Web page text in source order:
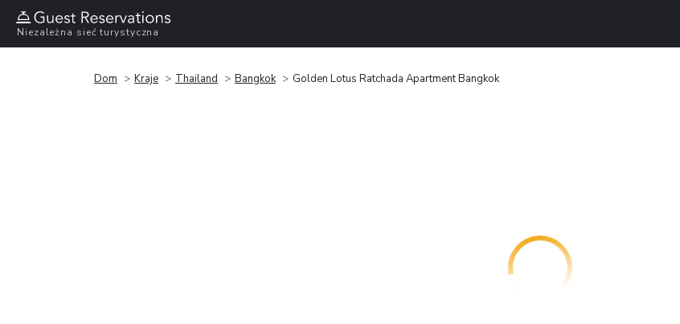
Niezależna sieć turystyczna
Dom Kraje Thailand Bangkok Golden Lotus Ratchada Apartment Bangkok